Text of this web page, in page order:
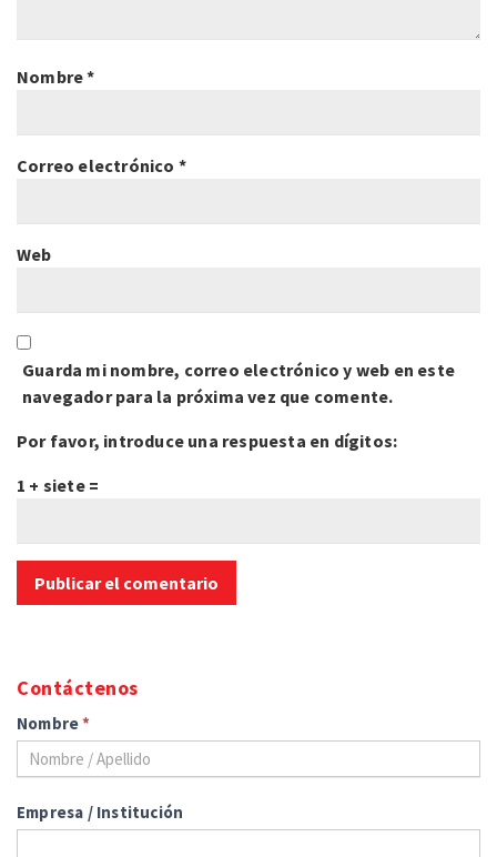
Nombre*
Correo electrónico *
Web
Guarda mi nombre, correo electrónico y web en este
navegador para la próxima vez que comente.
Por favor, introduce una respuesta en dígitos:
1 + siete =
Contáctenos
Nombre*
Empresa / Institución